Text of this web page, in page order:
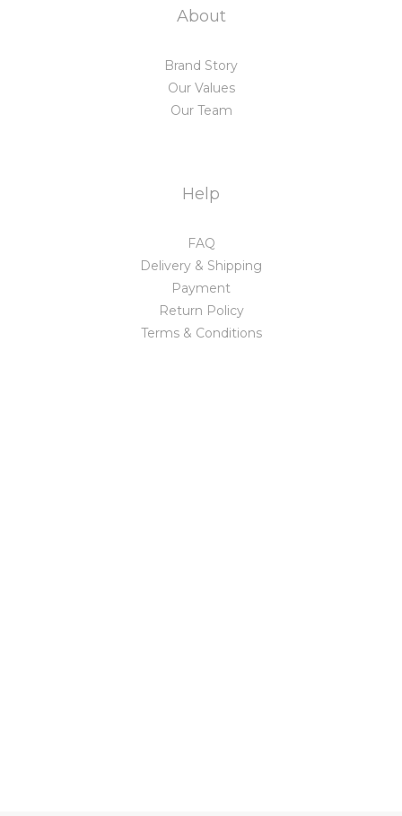
About
Brand Story
Our Values
Our Team
Help
FAQ
Delivery & Shipping
Payment
Return Policy
Terms & Conditions